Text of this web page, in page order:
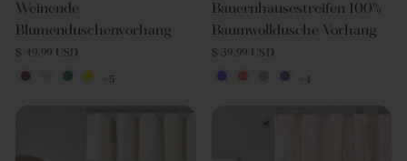
Weinende
Blumenduschenvorhang
$ 49.99 USD
+5
Bauernhausestreifen 100%
Baumwolldusche Vorhang
$ 39.99 USD